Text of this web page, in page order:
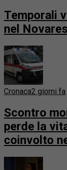
Temporali
nel
Cronaca2 giorni fa
Scontro
perde la
coinvolto